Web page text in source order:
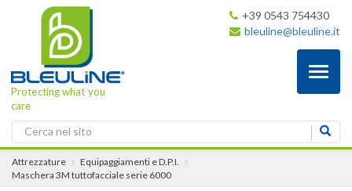
Protecting what you
care
+39 0543 754430
bleuline@bleuline.it
Attrezzature
Equipaggiamenti e D.P.I.
Maschera 3M tuttofacciale serie 6000